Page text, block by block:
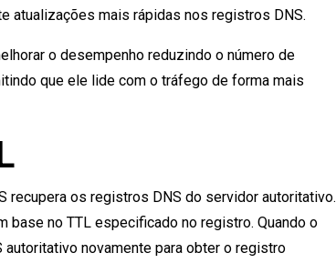
atualizações mais rápidas nos registros DNS.
o desempenho reduzindo o número de
que ele lide com o tráfego de forma mais
recupera os registros DNS do servidor autoritativo.
base no TTL especificado no registro. Quando o
novamente para obter o registro